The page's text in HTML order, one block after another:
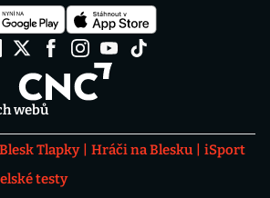
webů
Blesk Tlapky Hráči na Blesku
iSport
testy